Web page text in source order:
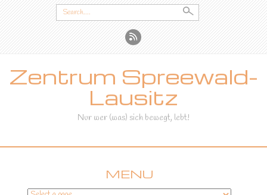
Search
for:
Zentrum Spreewald-
Lausitz
Nur wer (was) sich bewegt, lebt!
MENU